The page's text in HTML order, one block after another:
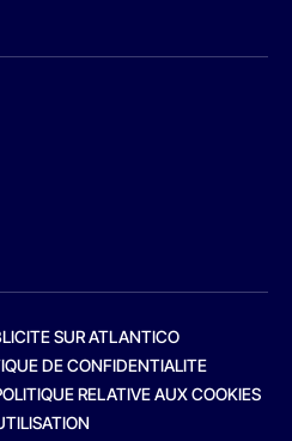
SUR ATLANTICO
DE CONFIDENTIALITE
RELATIVE AUX COOKIES